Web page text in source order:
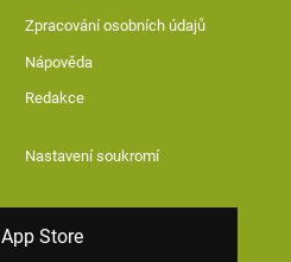
Zpracování osobních údajů
Nápověda
Redakce
Nastavení soukromí
App Store